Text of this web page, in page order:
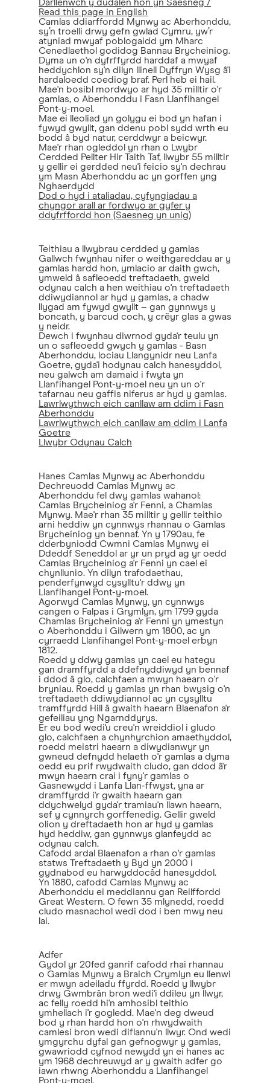
Darllenwch y dudalen hon yn Saesneg /
Read this page in English
Camlas ddiarffordd Mynwy ac Aberhonddu,
sy’n troelli drwy gefn gwlad Cymru, yw’r
atyniad mwyaf poblogaidd ym Mharc
Cenedlaethol godidog Bannau Brycheiniog.
Dyma un o'n dyfrffyrdd harddaf a mwyaf
heddychlon sy'n dilyn llinell Dyffryn Wysg â'i
hardaloedd coediog braf. Perl heb ei hail.
Mae'n bosibl mordwyo ar hyd 35 milltir o'r
gamlas, o Aberhonddu i Fasn Llanfihangel
Pont-y-moel.
Mae ei lleoliad yn golygu ei bod yn hafan i
fywyd gwyllt, gan ddenu pobl sydd wrth eu
bodd â byd natur, cerddwyr a beicwyr.
Mae'r rhan ogleddol yn rhan o Lwybr
Cerdded Pellter Hir Taith Taf, llwybr 55 milltir
y gellir ei gerdded neu'i feicio sy'n dechrau
ym Masn Aberhonddu ac yn gorffen yng
Nghaerdydd
Dod o hyd i ataliadau, cyfyngiadau a
chyngor arall ar fordwyo ar gyfer y
ddyfrffordd hon (Saesneg yn unig)
Teithiau a llwybrau cerdded y gamlas
Gallwch fwynhau nifer o weithgareddau ar y
gamlas hardd hon, ymlacio ar daith gwch,
ymweld â safleoedd treftadaeth, gweld
odynau calch a hen weithiau o'n treftadaeth
ddiwydiannol ar hyd y gamlas, a chadw
llygad am fywyd gwyllt – gan gynnwys y
boncath, y barcud coch, y crëyr glas a gwas
y neidr.
Dewch i fwynhau diwrnod gyda'r teulu yn
un o safleoedd gwych y gamlas - Basn
Aberhonddu, lociau Llangynidr neu Lanfa
Goetre, gyda'i hodynau calch hanesyddol,
neu galwch am damaid i fwyta yn
Llanfihangel Pont-y-moel neu yn un o'r
tafarnau neu gaffis niferus ar hyd y gamlas.
Lawrlwythwch eich canllaw am ddim i Fasn
Aberhonddu
Lawrlwythwch eich canllaw am ddim i Lanfa
Goetre
Llwybr Odynau Calch
Hanes Camlas Mynwy ac Aberhonddu
Dechreuodd Camlas Mynwy ac
Aberhonddu fel dwy gamlas wahanol:
Camlas Brycheiniog a'r Fenni, a Chamlas
Mynwy. Mae'r rhan 35 milltir y gellir teithio
arni heddiw yn cynnwys rhannau o Gamlas
Brycheiniog yn bennaf. Yn y 1790au, fe
dderbyniodd Cwmni Camlas Mynwy ei
Ddeddf Seneddol ar yr un pryd ag yr oedd
Camlas Brycheiniog a'r Fenni yn cael ei
chynllunio. Yn dilyn trafodaethau,
penderfynwyd cysylltu'r ddwy yn
Llanfihangel Pont-y-moel.
Agorwyd Camlas Mynwy, yn cynnwys
cangen o Falpas i Grymlyn, ym 1799 gyda
Chamlas Brycheiniog a'r Fenni yn ymestyn
o Aberhonddu i Gilwern ym 1800, ac yn
cyrraedd Llanfihangel Pont-y-moel erbyn
1812.
Roedd y ddwy gamlas yn cael eu hategu
gan dramffyrdd a ddefnyddiwyd yn bennaf
i ddod â glo, calchfaen a mwyn haearn o'r
bryniau. Roedd y gamlas yn rhan bwysig o'n
treftadaeth ddiwydiannol ac yn cysylltu
tramffyrdd Hill â gwaith haearn Blaenafon a'r
gefeiliau yng Ngarnddyrys.
Er eu bod wedi'u creu'n wreiddiol i gludo
glo, calchfaen a chynhyrchion amaethyddol,
roedd meistri haearn a diwydianwyr yn
gwneud defnydd helaeth o'r gamlas a dyma
oedd eu prif rwydwaith cludo, gan ddod â'r
mwyn haearn crai i fyny'r gamlas o
Gasnewydd i Lanfa Llan-ffwyst, yna ar
dramffyrdd i'r gwaith haearn gan
ddychwelyd gyda'r tramiau'n llawn haearn,
sef y cynnyrch gorffenedig. Gellir gweld
olion y dreftadaeth hon ar hyd y gamlas
hyd heddiw, gan gynnwys glanfeydd ac
odynau calch.
Cafodd ardal Blaenafon a rhan o'r gamlas
statws Treftadaeth y Byd yn 2000 i
gydnabod eu harwyddocâd hanesyddol.
Yn 1880, cafodd Camlas Mynwy ac
Aberhonddu ei meddiannu gan Reilffordd
Great Western. O fewn 35 mlynedd, roedd
cludo masnachol wedi dod i ben mwy neu
lai.
Adfer
Gydol yr 20fed ganrif cafodd rhai rhannau
o Gamlas Mynwy a Braich Crymlyn eu llenwi
er mwyn adeiladu ffyrdd. Roedd y llwybr
drwy Gwmbrân bron wedi'i ddileu yn llwyr,
ac felly roedd hi'n amhosibl teithio
ymhellach i'r gogledd. Mae'n deg dweud
bod y rhan hardd hon o'n rhwydwaith
camlesi bron wedi diflannu'n llwyr. Ond wedi
ymgyrchu dyfal gan gefnogwyr y gamlas,
gwawriodd cyfnod newydd yn ei hanes ac
ym 1968 dechreuwyd ar y gwaith adfer go
iawn rhwng Aberhonddu a Llanfihangel
Pont-y-moel.